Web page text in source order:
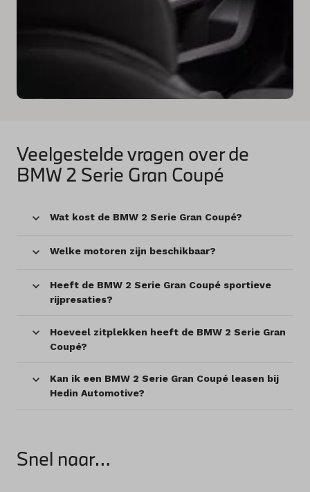
Veelgestelde vragen over de
BMW 2 Serie Gran Coupé
Wat kost de BMW 2 Serie Gran Coupé?
Welke motoren zijn beschikbaar?
Heeft de BMW 2 Serie Gran Coupé sportieve
rijpresaties?
Hoeveel zitplekken heeft de BMW 2 Serie Gran
Coupé?
Kan ik een BMW 2 Serie Gran Coupé leasen bij
Hedin Automotive?
Snel naar…